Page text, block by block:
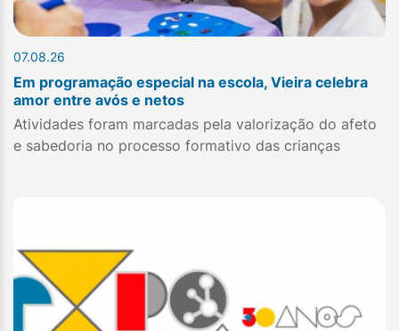
07.08.26
Em programação especial na escola, Vieira celebra
amor entre avós e netos
Atividades foram marcadas pela valorização do afeto
e sabedoria no processo formativo das crianças